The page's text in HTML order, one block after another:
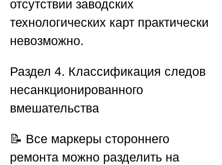
отсутствии заводских
технологических карт практически
невозможно.
Раздел 4. Классификация следов
несанкционированного
вмешательства
📝 Все маркеры стороннего
ремонта можно разделить на